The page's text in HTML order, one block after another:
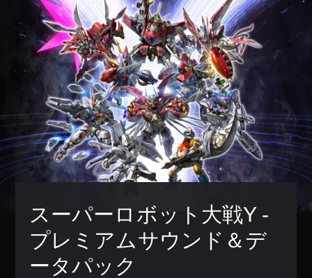
スーパーロボット大戦Y -
プレミアムサウンド＆デ
ータパック